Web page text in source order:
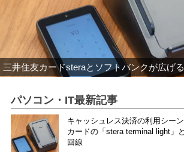
三井住友カードsteraとソフトバンクが広げ
パソコン・IT最新記事
キャッシュレス決済の利用シー
カードの「stera terminal light」
回線